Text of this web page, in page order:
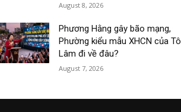
August 8, 2026
Phương Hằng gây bão mạng,
Phường kiểu mẫu XHCN của Tô
Lâm đi về đâu?
August 7, 2026